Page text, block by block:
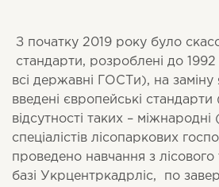
З початку 2019 року було
стандарти, розроблені до
всі державні ГОСТи), на
введені європейські стандарти
відсутності таких –
спеціалістів лісопаркових
проведено навчання з лісового
базі Укрцентркадрліс, по